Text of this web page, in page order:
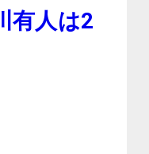
有人は2